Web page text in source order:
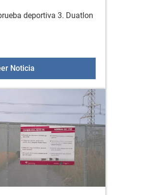
deportiva 3. Duatlon
Noticia